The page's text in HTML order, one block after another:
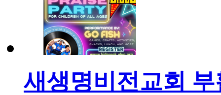
새생명비전교회